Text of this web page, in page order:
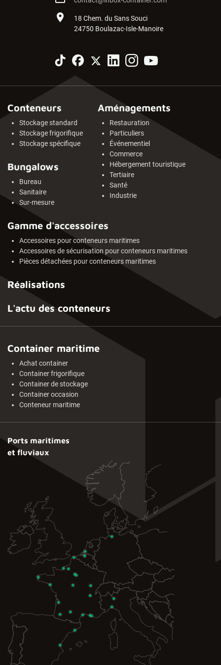
place
18 Chem. du Sans Souci
24750 Boulazac-Isle-Manoire
Conteneurs
Stockage standard
Stockage frigorifique
Stockage spécifique
Bungalows
Bureau
Sanitaire
Sur-mesure
Aménagements
Restauration
Particuliers
Événementiel
Commerce
Hébergement touristique
Tertiaire
Santé
Industrie
Gamme d'accessoires
Accessoires pour conteneurs maritimes
Accessoires de sécurisation pour conteneurs maritimes
Pièces détachées pour conteneurs maritimes
Réalisations
L'actu des conteneurs
Container maritime
Achat container
Container frigorifique
Container de stockage
Container occasion
Conteneur maritime
Ports maritimes
et fluviaux